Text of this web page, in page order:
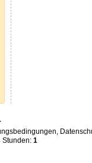
,
Stunden: 1